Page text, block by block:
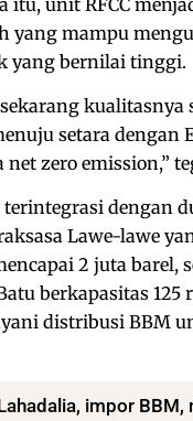
yang mampu
yang bernilai tinggi.
sekarang kualitasnya
setara dengan
zero emission,”
dengan
Lawe-lawe
2 juta barel,
berkapasitas
distribusi BBM
, impor BBM,